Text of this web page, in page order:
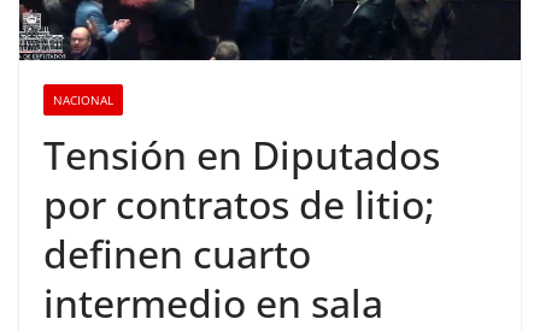
NACIONAL
Tensión en Diputados
por contratos de litio;
definen cuarto
intermedio en sala